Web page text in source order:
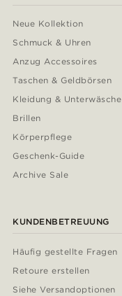
Neue Kollektion
Schmuck & Uhren
Anzug Accessoires
Taschen & Geldbörsen
Kleidung & Unterwäsche
Brillen
Körperpflege
Geschenk-Guide
Archive Sale
KUNDENBETREUUNG
Häufig gestellte Fragen
Retoure erstellen
Siehe Versandoptionen